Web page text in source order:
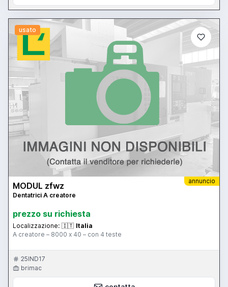
usato
annuncio
MODUL zfwz
Dentatrici A creatore
prezzo su richiesta
Localizzazione: 🇮🇹 Italia
A creatore – 8000 x 40 – con 4 teste
25IND17
brimac